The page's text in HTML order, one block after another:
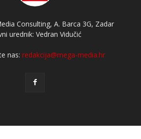
Consulting, A. Barca 3G, Zadar
urednik: Vedran Vidučić
nas:redakcija@mega-media.hr